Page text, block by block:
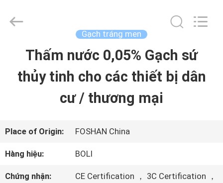
NHÀ
VIDEO
FOSHAN
Gạch tráng men
Thấm nước 0,05% Gạch sứ
thủy tinh cho các thiết bị dân
cư / thương mại
Place of Origin: FOSHAN China
Hàng hiệu: BOLI
Chứng nhận:
CE Certification ， 3C Certification ，